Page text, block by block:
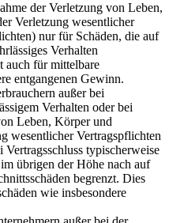
der Verletzung von Leben,
Verletzung wesentlicher
nur für Schäden, die auf
Verhalten
auch für mittelbare
entgangenen Gewinn.
außer bei
Verhalten oder bei
Leben, Körper und
wesentlicher Vertragspflichten
typischerweise
übrigen der Höhe nach auf
begrenzt. Dies
wie insbesondere